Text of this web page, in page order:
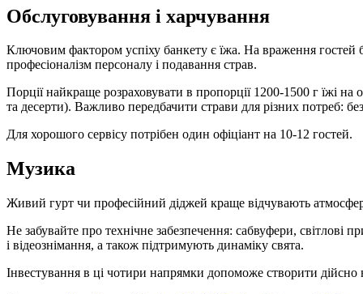
Обслуговування і харчування
Ключовим фактором успіху банкету є їжа. На враження гостей
професіоналізм персоналу і подавання страв.
Порції найкраще розраховувати в пропорції 1200-1500 г їжі
та десерти). Важливо передбачити страви для різних потреб:
Для хорошого сервісу потрібен один офіціант на 10-12 гостей.
Музика
Живий гурт чи професійний діджей краще відчувають
Не забувайте про технічне забезпечення: сабвуфери,
і відеознімання, а також підтримують динаміку свята.
Інвестування в ці чотири напрямки допоможе створити дійсно